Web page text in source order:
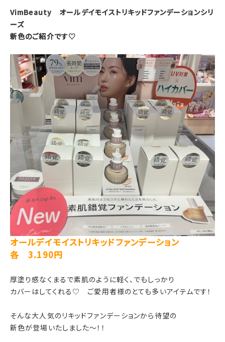
VimBeauty オールデイモイストリキッドファンデーションシリ
ーズ
新色のご紹介です♡
オールデイモイストリキッドファンデーション
各 3.190円
厚塗り感なくまるで素肌のように軽く、でもしっかり
カバーはしてくれる♡ ご愛用者様のとても多いアイテムです！
そんな大人気のリキッドファンデーションから待望の
新色が登場いたしました～！！